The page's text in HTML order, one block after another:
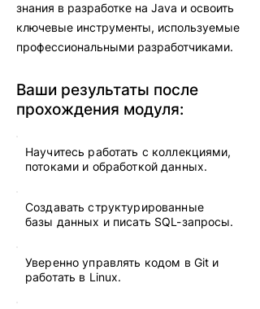
знания в разработке на Java и освоить
ключевые инструменты, используемые
профессиональными разработчиками.
Ваши результаты после
прохождения модуля:
Научитесь работать с коллекциями,
потоками и обработкой данных.
Создавать структурированные
базы данных и писать SQL-запросы.
Уверенно управлять кодом в Git и
работать в Linux.